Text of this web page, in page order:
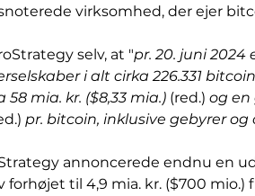
virksomhed, der ejer
selv, at "pr. 20. juni 2024
i alt cirka 226.331
mia. kr. ($8,33 mia.) (red.) og en
pr. bitcoin, inklusive gebyrer
annoncerede endnu en
til 4,9 mia. kr. ($700 mio.)